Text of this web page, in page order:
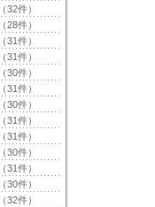
（32件）
（28件）
（31件）
（31件）
（30件）
（31件）
（30件）
（31件）
（31件）
（30件）
（31件）
（30件）
（32件）